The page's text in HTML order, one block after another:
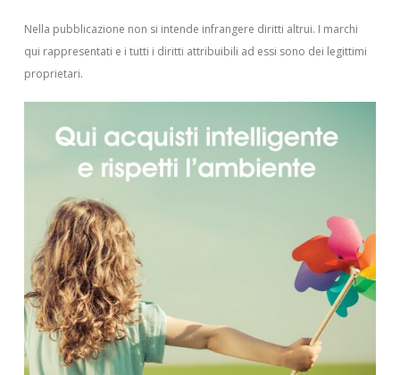
Nella pubblicazione non si intende infrangere diritti altrui. I marchi
qui rappresentati e i tutti i diritti attribuibili ad essi sono dei legittimi
proprietari.